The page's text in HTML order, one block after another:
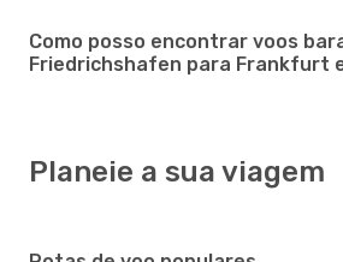
Como posso encontrar voos
Friedrichshafen para Frankfurt
Planeie a sua viagem